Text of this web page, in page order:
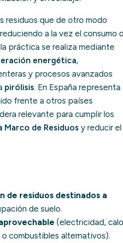
residuos que de otro modo
a la vez el consumo
práctica se realiza mediante
energética,
y procesos avanzados
pirólisis. En España representa
frente a otros países
relevante para cumplir los
Marco de Residuos y reducir el
de residuos destinados a
de suelo.
(electricidad,
o combustibles alternativos).